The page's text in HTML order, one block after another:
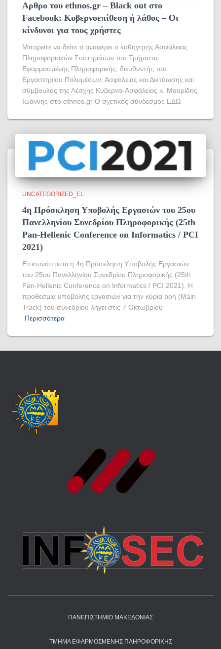
Αρθρο του ethnos.gr – Black out στο
Facebook: Κυβερνοεπίθεση ή λάθος – Οι
κίνδυνοι για τους χρήστες
Μπορείτε να δείτε τι αναφέρει ο καθηγητής Ασφάλειας
Πληροφοριακών Συστημάτων του Τμήματος
Εφαρμοσμένης Πληροφορικής, διευθυντής του
Εργαστηρίου Πολυμέσων, Ασφάλειας και Δικτύωσης και
σύμβουλος της Λέσχης Κυβερνο-Ασφάλειας κ. Μαυρίδης
Ιωάννης στο ethnos.gr Ο σχετικός σύνδεσμος ΕΔΩ
UNCATEGORIZED_EL
4η Πρόσκληση Υποβολής Εργασιών του 25ου
Πανελληνίου Συνεδρίου Πληροφορικής (25th
Pan-Hellenic Conference on Informatics / PCI
2021)
Επισυνάπτεται η 4η Πρόσκληση Υποβολής Εργασιών
του 25ου Πανελληνίου Συνεδρίου Πληροφορικής (25th
Pan-Hellenic Conference on Informatics / PCI 2021). Η
προθεσμία υποβολής εργασιών για την κύρια ροή (Main
Track) του συνεδρίου λήγει στις 7 Οκτωβρίου
Περισσότερα
ΠΑΝΕΠΙΣΤΉΜΙΟ ΜΑΚΕΔΟΝΊΑΣ
ΤΜΉΜΑ ΕΦΑΡΜΟΣΜΈΝΗΣ ΠΛΗΡΟΦΟΡΙΚΉΣ